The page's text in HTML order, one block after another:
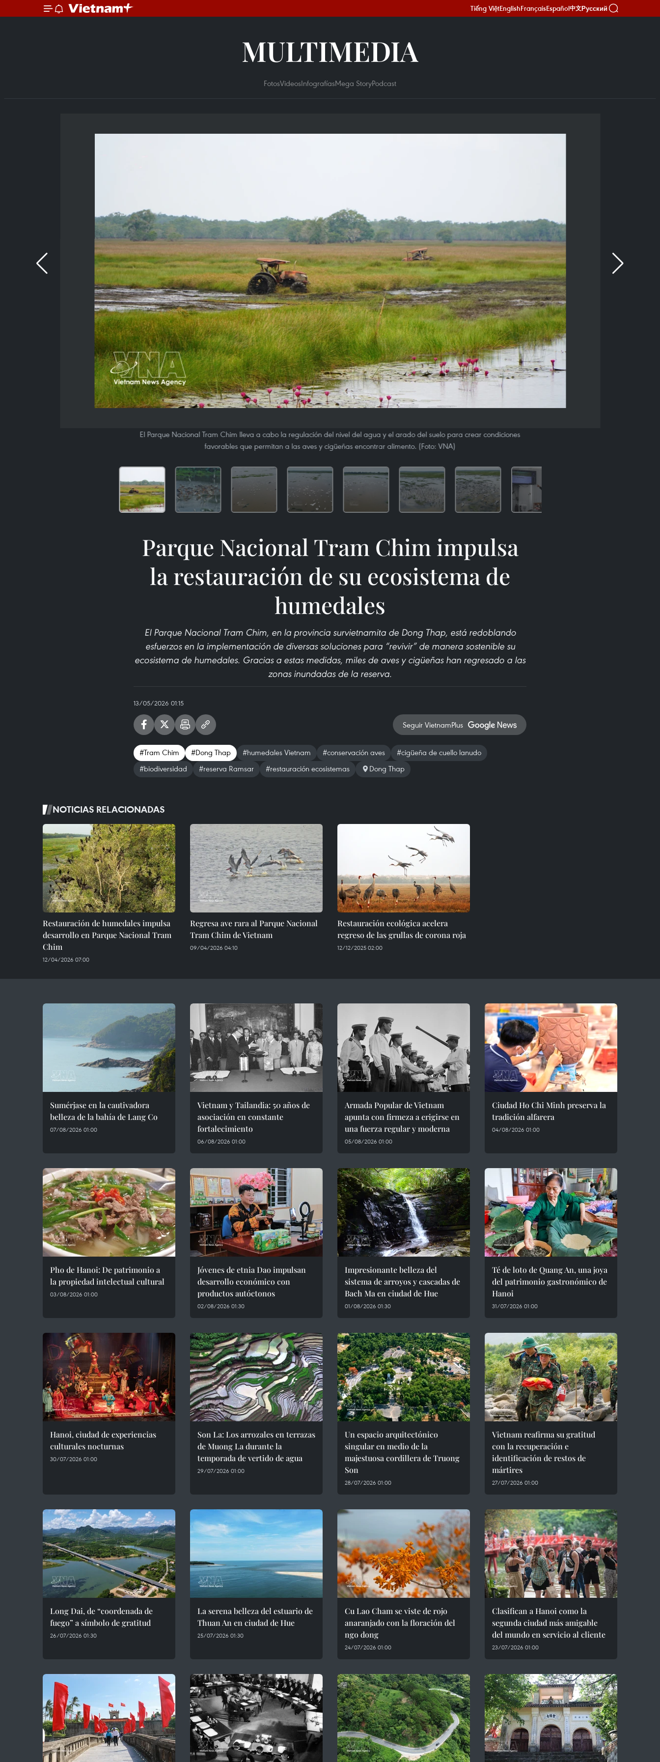
Tiếng ViệtEnglishFrançaisEspañol中文Русский
MULTIMEDIA
FotosVideosInfografíasMega StoryPodcast
El Parque Nacional Tram Chim lleva a cabo la regulación del nivel del agua y el arado del suelo para crear condiciones
favorables que permitan a las aves y cigüeñas encontrar alimento. (Foto: VNA)
Parque Nacional Tram Chim impulsa
la restauración de su ecosistema de
humedales
El Parque Nacional Tram Chim, en la provincia survietnamita de Dong Thap, está redoblando
esfuerzos en la implementación de diversas soluciones para “revivir” de manera sostenible su
ecosistema de humedales. Gracias a estas medidas, miles de aves y cigüeñas han regresado a las
zonas inundadas de la reserva.
13/05/2026 01:15
Seguir VietnamPlus
#Tram Chim #Dong Thap #humedales Vietnam #conservación aves
#cigüeña de cuello lanudo
#biodiversidad
#reserva Ramsar #restauración ecosistemas Dong Thap
NOTICIAS RELACIONADAS
Restauración de humedales impulsa
desarrollo en Parque Nacional Tram
Chim
12/04/2026 07:00
Regresa ave rara al Parque Nacional
Tram Chim de Vietnam
09/04/2026 04:10
Restauración ecológica acelera
regreso de las grullas de corona roja
12/12/2025 02:00
Sumérjase en la cautivadora
belleza de la bahía de Lang Co
07/08/2026 01:00
Vietnam y Tailandia: 50 años de
asociación en constante
fortalecimiento
06/08/2026 01:00
Armada Popular de Vietnam
apunta con firmeza a erigirse en
una fuerza regular y moderna
05/08/2026 01:00
Ciudad Ho Chi Minh preserva la
tradición alfarera
04/08/2026 01:00
Pho de Hanoi: De patrimonio a
la propiedad intelectual cultural
03/08/2026 01:00
Jóvenes de etnia Dao impulsan
desarrollo económico con
productos autóctonos
02/08/2026 01:30
Impresionante belleza del
sistema de arroyos y cascadas de
Bach Ma en ciudad de Hue
01/08/2026 01:30
Té de loto de Quang An, una joya
del patrimonio gastronómico de
Hanoi
31/07/2026 01:00
Hanoi, ciudad de experiencias
culturales nocturnas
30/07/2026 01:00
Son La: Los arrozales en terrazas
de Muong La durante la
temporada de vertido de agua
29/07/2026 01:00
Un espacio arquitectónico
singular en medio de la
majestuosa cordillera de Truong
Son
28/07/2026 01:00
Vietnam reafirma su gratitud
con la recuperación e
identificación de restos de
mártires
27/07/2026 01:00
Long Dai, de “coordenada de
fuego” a símbolo de gratitud
26/07/2026 01:30
La serena belleza del estuario de
Thuan An en ciudad de Hue
25/07/2026 01:30
Cu Lao Cham se viste de rojo
anaranjado con la floración del
ngo dong
24/07/2026 01:00
Clasifican a Hanoi como la
segunda ciudad más amigable
del mundo en servicio al cliente
23/07/2026 01:00